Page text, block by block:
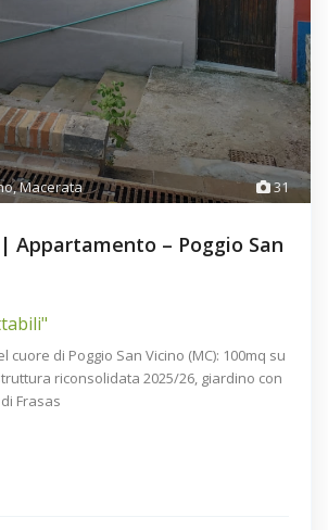
31
,Macerata
Appartamento – Poggio San
cuore di Poggio San Vicino (MC): 100mq su
riconsolidata 2025/26, giardino con
Frasas